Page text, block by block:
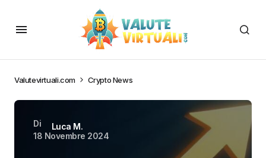
Valutevirtuali.com Crypto News
Di
Luca M.
18 Novembre 2024